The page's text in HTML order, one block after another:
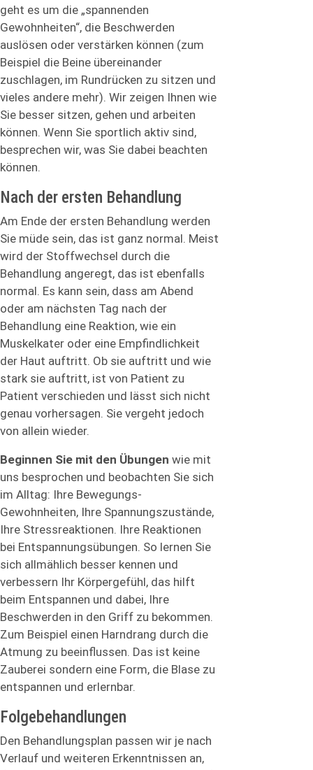
geht es um die „spannenden
Gewohnheiten“, die Beschwerden
auslösen oder verstärken können (zum
Beispiel die Beine übereinander
zuschlagen, im Rundrücken zu sitzen und
vieles andere mehr). Wir zeigen Ihnen wie
Sie besser sitzen, gehen und arbeiten
können. Wenn Sie sportlich aktiv sind,
besprechen wir, was Sie dabei beachten
können.
Nach der ersten Behandlung
Am Ende der ersten Behandlung werden
Sie müde sein, das ist ganz normal. Meist
wird der Stoffwechsel durch die
Behandlung angeregt, das ist ebenfalls
normal. Es kann sein, dass am Abend
oder am nächsten Tag nach der
Behandlung eine Reaktion, wie ein
Muskelkater oder eine Empfindlichkeit
der Haut auftritt. Ob sie auftritt und wie
stark sie auftritt, ist von Patient zu
Patient verschieden und lässt sich nicht
genau vorhersagen. Sie vergeht jedoch
von allein wieder.
Beginnen Sie mit den Übungen wie mit
uns besprochen und beobachten Sie sich
im Alltag: Ihre Bewegungs-
Gewohnheiten, Ihre Spannungszustände,
Ihre Stressreaktionen. Ihre Reaktionen
bei Entspannungsübungen. So lernen Sie
sich allmählich besser kennen und
verbessern Ihr Körpergefühl, das hilft
beim Entspannen und dabei, Ihre
Beschwerden in den Griff zu bekommen.
Zum Beispiel einen Harndrang durch die
Atmung zu beeinflussen. Das ist keine
Zauberei sondern eine Form, die Blase zu
entspannen und erlernbar.
Folgebehandlungen
Den Behandlungsplan passen wir je nach
Verlauf und weiteren Erkenntnissen an,